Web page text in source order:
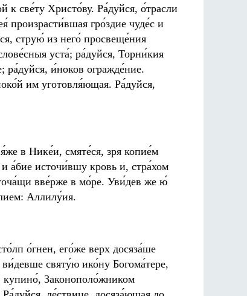
к све́ту Христо́ву. Ра́дуйся, о́трасли
произрасти́вшая гро́здие чуде́с и
струю́ из него́ просвеще́ния
уста́; ра́дуйся, Торни́кия
ра́дуйся, и́ноков огражде́ние.
им уготовля́ющая. Ра́дуйся,
в Нике́и, смяте́ся, зря копие́м
а́бие источи́вшу кровь и, стра́хом
вве́рже в мо́ре. Уви́дев же ю́
Аллилу́ия.
о́гнен, его́же верх досяза́ше
святу́ю ико́ну Богома́тере,
Законополо́жником